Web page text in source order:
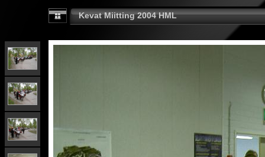
Kevat Miitting 2004 HML